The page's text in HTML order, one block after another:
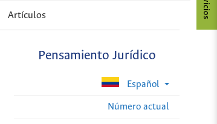
Artículos
Pensamiento Jurídico
Español
Número actual